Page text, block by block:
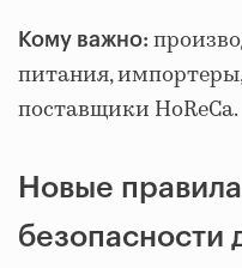
Кому важно:
питания,
поставщики HoReCa.
Новые
безопасности